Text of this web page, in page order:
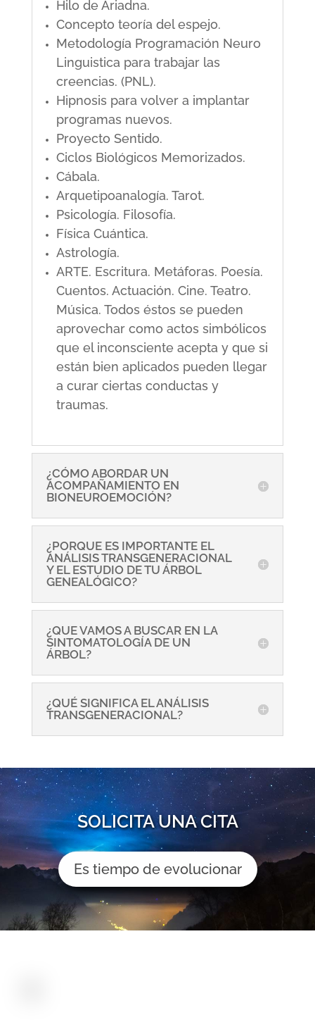
Hilo de Ariadna.
Concepto teoría del espejo.
Metodología Programación Neuro
Linguistica para trabajar las
creencias. (PNL).
Hipnosis para volver a implantar
programas nuevos.
Proyecto Sentido.
Ciclos Biológicos Memorizados.
Cábala.
Arquetipoanalogía. Tarot.
Psicología. Filosofía.
Física Cuántica.
Astrología.
ARTE. Escritura. Metáforas. Poesía.
Cuentos. Actuación. Cine. Teatro.
Música. Todos éstos se pueden
aprovechar como actos simbólicos
que el inconsciente acepta y que si
están bien aplicados pueden llegar
a curar ciertas conductas y
traumas.
¿CÓMO ABORDAR UN
ACOMPAÑAMIENTO EN
BIONEUROEMOCIÓN?
¿PORQUE ES IMPORTANTE EL
ANÁLISIS TRANSGENERACIONAL
Y EL ESTUDIO DE TU ÁRBOL
GENEALÓGICO?
¿QUE VAMOS A BUSCAR EN LA
SINTOMATOLOGÍA DE UN
ÁRBOL?
¿QUÉ SIGNIFICA EL ANÁLISIS
TRANSGENERACIONAL?
SOLICITA UNA CITA
Es tiempo de evolucionar